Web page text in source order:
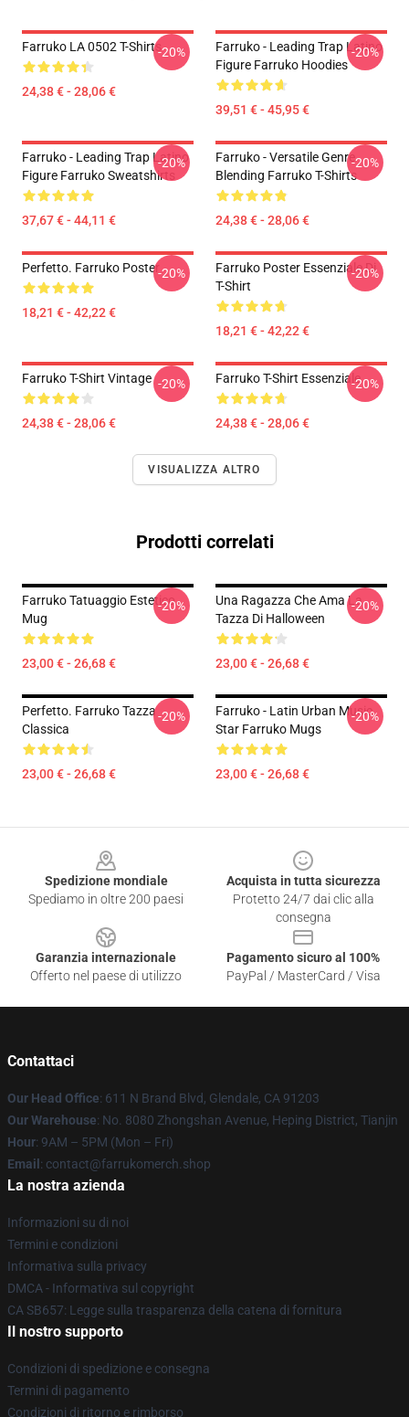
Farruko LA 0502 T-Shirts
24,38 € - 28,06 €
-20%
Farruko - Leading Trap Latino
Figure Farruko Hoodies
39,51 € - 45,95 €
-20%
Farruko - Leading Trap Latino
Figure Farruko Sweatshirts
37,67 € - 44,11 €
-20%
Farruko - Versatile Genre
Blending Farruko T-Shirts
24,38 € - 28,06 €
-20%
Perfetto. Farruko Poster
18,21 € - 42,22 €
-20%
Farruko Poster Essenziale Di
T-Shirt
18,21 € - 42,22 €
-20%
Farruko T-Shirt Vintage
24,38 € - 28,06 €
-20% Farruko T-Shirt Essenziale
24,38 € - 28,06 €
-20%
VISUALIZZA ALTRO
Prodotti correlati
Farruko Tatuaggio Estetico
Mug
23,00 € - 26,68 €
-20%
Una Ragazza Che Ama La
Tazza Di Halloween
23,00 € - 26,68 €
-20%
Perfetto. Farruko Tazza
Classica
23,00 € - 26,68 €
-20%
Farruko - Latin Urban Music
Star Farruko Mugs
23,00 € - 26,68 €
-20%
Spedizione mondiale
Spediamo in oltre 200 paesi
Acquista in tutta sicurezza
Protetto 24/7 dai clic alla
consegna
Garanzia internazionale
Offerto nel paese di utilizzo
Pagamento sicuro al 100%
PayPal / MasterCard / Visa
Contattaci
Our Head Office: 611 N Brand Blvd, Glendale, CA 91203
Our Warehouse: No. 8080 Zhongshan Avenue, Heping District, Tianjin
Hour: 9AM – 5PM (Mon – Fri)
Email : contact@farrukomerch.shop
La nostra azienda
Informazioni su di noi
Termini e condizioni
Informativa sulla privacy
DMCA - Informativa sul copyright
CA SB657: Legge sulla trasparenza della catena di fornitura
Il nostro supporto
Condizioni di spedizione e consegna
Termini di pagamento
Condizioni di ritorno e rimborso